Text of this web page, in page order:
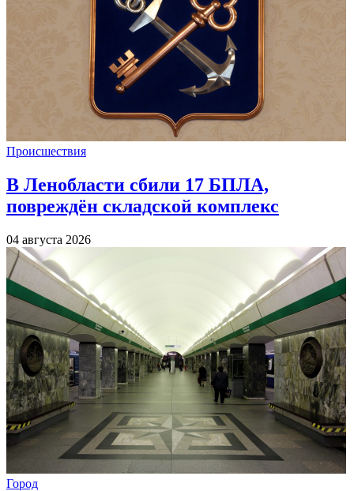
Происшествия
В Ленобласти сбили 17 БПЛА,
повреждён складской комплекс
04 августа 2026
Город